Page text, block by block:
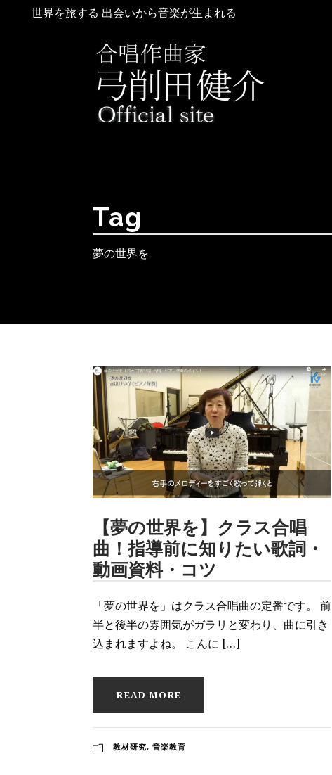
世界を旅する 出会いから音楽が生まれる
Tag
夢の世界を
【夢の世界を】クラス合唱
曲！指導前に知りたい歌詞・
動画資料・コツ
「夢の世界を」はクラス合唱曲の定番です。 前
半と後半の雰囲気がガラリと変わり、曲に引き
込まれますよね。 こんに […]
READ MORE
教材研究, 音楽教育